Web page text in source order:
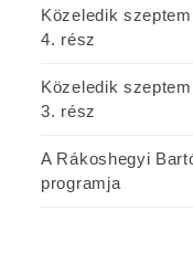
Közeledik
4. rész
Közeledik
3. rész
A Rákoshegyi
programja